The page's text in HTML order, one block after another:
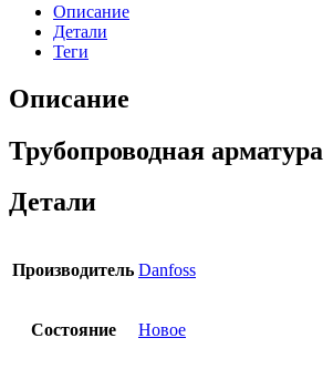
Описание
Детали
Теги
Описание
Трубопроводная арматура
Детали
Производитель Danfoss
Состояние Новое